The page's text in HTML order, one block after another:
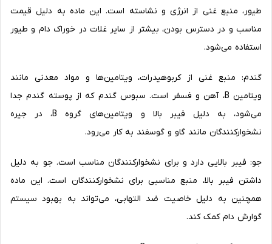
طیور، منبع غنی از انرژی و نشاسته است. این ماده به دلیل قیمت
مناسب و در دسترس بودن، بیشتر از سایر غلات در خوراک دام و طیور
استفاده می‌شود.
گندم: منبع غنی از کربوهیدرات، ویتامین‌ها و مواد معدنی مانند
ویتامین B، آهن و فسفر است. سبوس گندم که از پوسته گندم جدا
می‌شود، به دلیل فیبر بالا و ویتامین‌های گروه B، در جیره
نشخوارکنندگان مانند گاو و گوسفند به کار می‌رود.
جو: فیبر بالایی دارد و برای نشخوارکنندگان مناسب است. جو به دلیل
داشتن فیبر بالا، منبع مناسبی برای نشخوارکنندگان است. این ماده
همچنین به دلیل خاصیت ضد التهابی، می‌تواند به بهبود سیستم
گوارش دام کمک کند.